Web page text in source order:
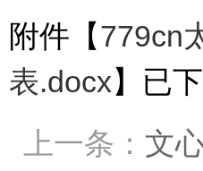
附件【779cn
表.docx】已
上一条： 文